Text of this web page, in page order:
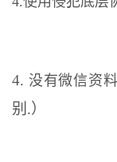
4. 没有微信资
别.）